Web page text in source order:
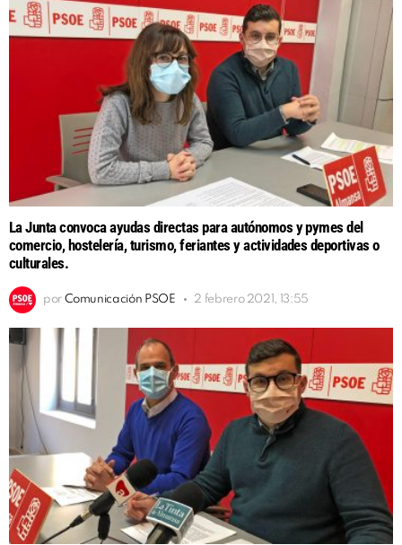
La Junta convoca ayudas directas para autónomos y pymes del
comercio, hostelería, turismo, feriantes y actividades deportivas o
culturales.
por Comunicación PSOE 2 febrero 2021, 13:55